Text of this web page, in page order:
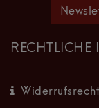
RECHTLICHE
Widerrufsrecht